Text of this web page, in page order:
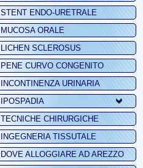
STENT ENDO-URETRALE
MUCOSA ORALE
LICHEN SCLEROSUS
PENE CURVO CONGENITO
INCONTINENZA URINARIA
IPOSPADIA
TECNICHE CHIRURGICHE
INGEGNERIA TISSUTALE
DOVE ALLOGGIARE AD AREZZO